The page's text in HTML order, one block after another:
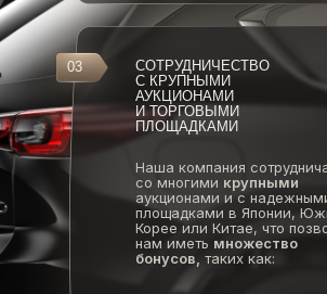
СОТРУДНИЧЕСТВО
С КРУПНЫМИ
АУКЦИОНАМИ
И ТОРГОВЫМИ
ПЛОЩАДКАМИ
03
Наша компания
со многими крупными
аукционами и с
площадками в Японии,
Корее или Китае, что
нам иметь множество
бонусов, таких как: